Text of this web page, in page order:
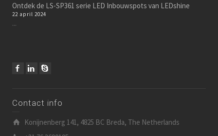
Ontdek de LS-SP361 serie LED Inbouwspots van LEDshine
22 april 2024
...
Contact info
Konijnenberg 141, 4825 BC Breda, The Netherlands